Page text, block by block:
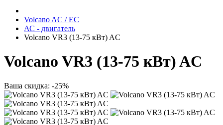
Volcano AC / EC
АС - двигатель
Volcano VR3 (13-75 кВт) AC
Volcano VR3 (13-75 кВт) AC
Ваша скидка: -25%